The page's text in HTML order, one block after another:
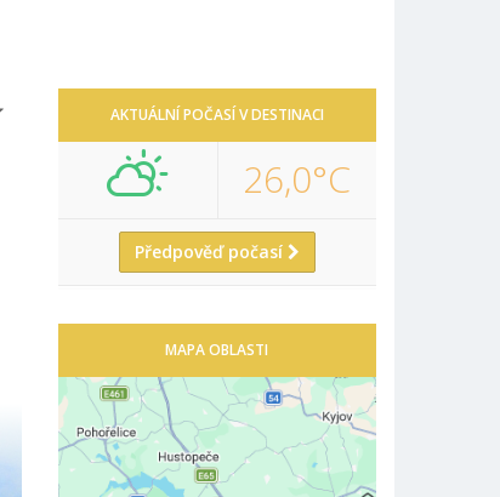
AKTUÁLNÍ POČASÍ V DESTINACI
26,0°C
Předpověď počasí
MAPA OBLASTI